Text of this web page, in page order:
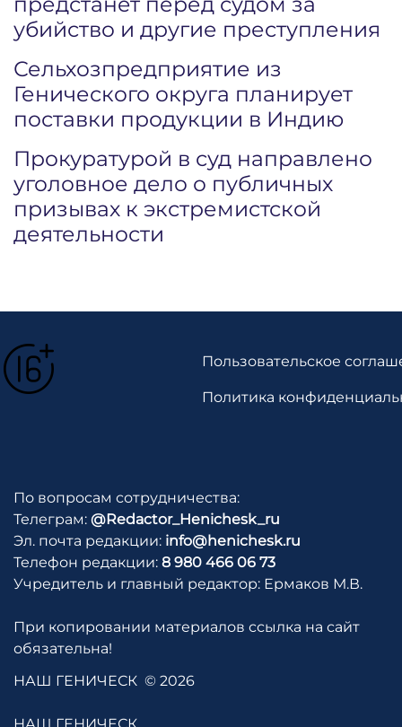
убийство и другие преступления
Сельхозпредприятие из
Генического округа планирует
поставки продукции в Индию
Прокуратурой в суд направлено
уголовное дело о публичных
призывах к экстремистской
деятельности
Пользовательское
Политика
По вопросам сотрудничества:
Телеграм: @Redactor_Henichesk_ru
Эл. почта редакции: info@henichesk.ru
Телефон редакции: 8 980 466 06 73
Учредитель и главный редактор: Ермаков М.В.
При копировании материалов ссылка на сайт
обязательна!
НАШ ГЕНИЧЕСК © 2026